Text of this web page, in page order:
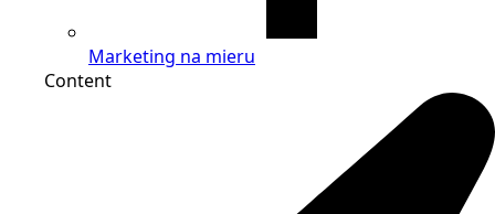
Marketing na mieru
Content